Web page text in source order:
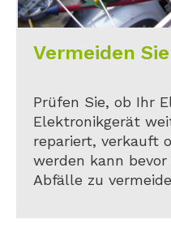
Vermeiden
Prüfen Sie, ob Ihr
Elektronikgerät
repariert, verkauft
werden kann
Abfälle zu